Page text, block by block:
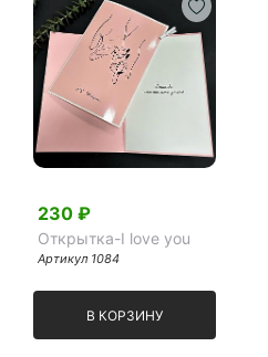
230 ₽
Открытка-I love you
Артикул 1084
В КОРЗИНУ